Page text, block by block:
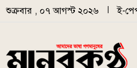
Skip to main content
শুক্রবার , ০৭ আগস্ট ২০২৬ ই-